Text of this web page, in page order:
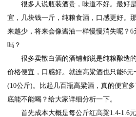
很多人说瓶装酒贵，味道不好。最好
宜，几块钱一斤，纯粮食酒，口感更好。
来越少，将来会像酱油一样慢慢消失呢？
吗？
很多卖散白酒的酒铺都说是纯粮酿造
价格便宜，口感好。就连高粱酒也只能6元
(10公斤)。比起几百瓶高粱酒，真的便宜
底能不能喝？给大家详细分析一下。
首先成本大概是每公斤红高粱1.4-1.6